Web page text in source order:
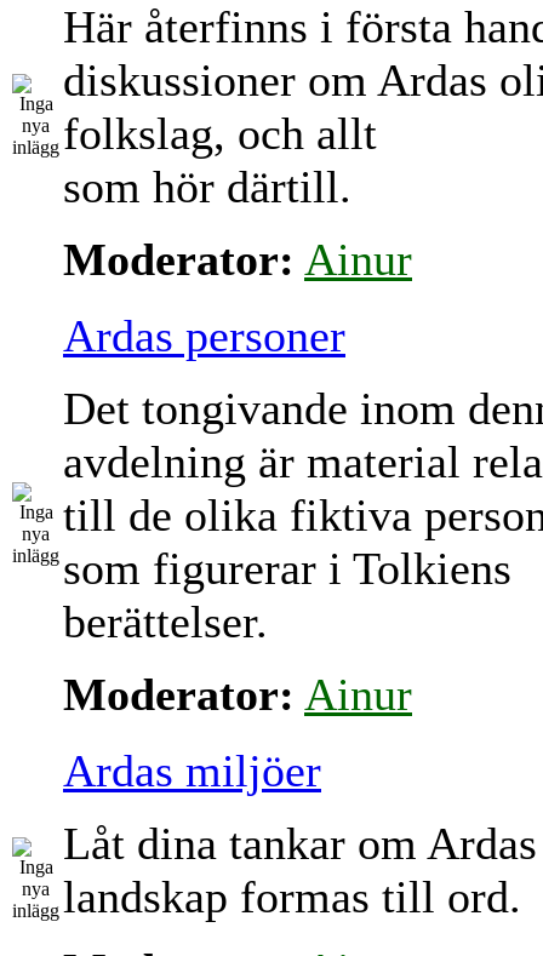
Här återfinns i första
diskussioner om Ardas
folkslag, och allt
som hör därtill.
Moderator: Ainur
Ardas personer
Det tongivande inom
avdelning är material
till de olika fiktiva
som figurerar i Tolkiens
berättelser.
Moderator: Ainur
Ardas miljöer
Låt dina tankar om Ardas
landskap formas till ord.